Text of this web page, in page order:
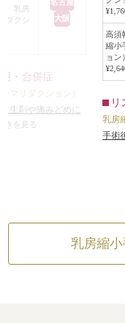
ンマリダクショ
どをある程度温存
大阪
乳房
ダクシ
・合併症
マリダクション）
生剤や痛みどめに
/仕上がりのわず
きを見る
大
下が
患
さ
ト
乳房
ン）
全身
皮
を除
乳輪
高須
縮小
ョン）
リ
乳房
手術
よ
やケ
乳房縮小